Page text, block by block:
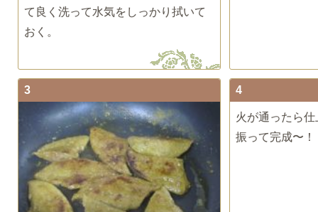
て良く洗って水気をしっかり拭いて
おく。
3 4
火が通ったら
振って完成〜！